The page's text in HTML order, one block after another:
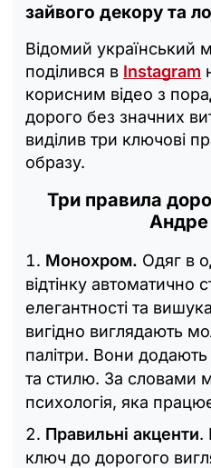
зайвого декору та
Відомий український
поділився в Instagram
корисним відео з
дорого без значних
виділив три ключові
образу.
Три правила
Андре
Монохром. Одяг в
відтінку автоматично
елегантності та
вигідно виглядають
палітри. Вони
та стилю. За словами
психологія, яка
Правильні акценти.
ключ до дорогого